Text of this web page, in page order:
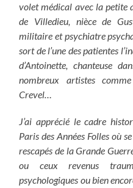
volet médical avec la petite
de Villedieu, nièce de
militaire et psychiatre
sort de l’une des patientes
d’Antoinette, chanteuse
nombreux artistes
Crevel…
J’ai apprécié le cadre
Paris des Années Folles où
rescapés de la Grande
ou ceux revenus
psychologiques ou bien